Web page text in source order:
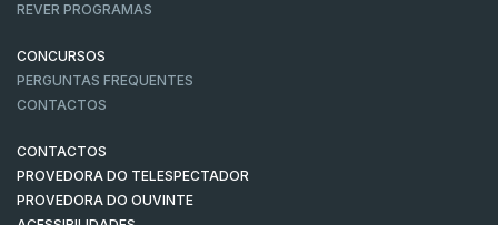
REVER PROGRAMAS
CONCURSOS
PERGUNTAS FREQUENTES
CONTACTOS
CONTACTOS
PROVEDORA DO TELESPECTADOR
PROVEDORA DO OUVINTE